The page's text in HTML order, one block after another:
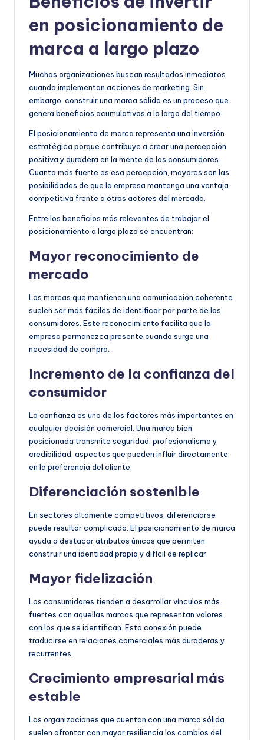
en posicionamiento de
marca a largo plazo
Muchas organizaciones buscan resultados inmediatos
cuando implementan acciones de marketing. Sin
embargo, construir una marca sólida es un proceso que
genera beneficios acumulativos a lo largo del tiempo.
El posicionamiento de marca representa una inversión
estratégica porque contribuye a crear una percepción
positiva y duradera en la mente de los consumidores.
Cuanto más fuerte es esa percepción, mayores son las
posibilidades de que la empresa mantenga una ventaja
competitiva frente a otros actores del mercado.
Entre los beneficios más relevantes de trabajar el
posicionamiento a largo plazo se encuentran:
Mayor reconocimiento de
mercado
Las marcas que mantienen una comunicación coherente
suelen ser más fáciles de identificar por parte de los
consumidores. Este reconocimiento facilita que la
empresa permanezca presente cuando surge una
necesidad de compra.
Incremento de la confianza del
consumidor
La confianza es uno de los factores más importantes en
cualquier decisión comercial. Una marca bien
posicionada transmite seguridad, profesionalismo y
credibilidad, aspectos que pueden influir directamente
en la preferencia del cliente.
Diferenciación sostenible
En sectores altamente competitivos, diferenciarse
puede resultar complicado. El posicionamiento de marca
ayuda a destacar atributos únicos que permiten
construir una identidad propia y difícil de replicar.
Mayor fidelización
Los consumidores tienden a desarrollar vínculos más
fuertes con aquellas marcas que representan valores
con los que se identifican. Esta conexión puede
traducirse en relaciones comerciales más duraderas y
recurrentes.
Crecimiento empresarial más
estable
Las organizaciones que cuentan con una marca sólida
suelen afrontar con mayor resiliencia los cambios del